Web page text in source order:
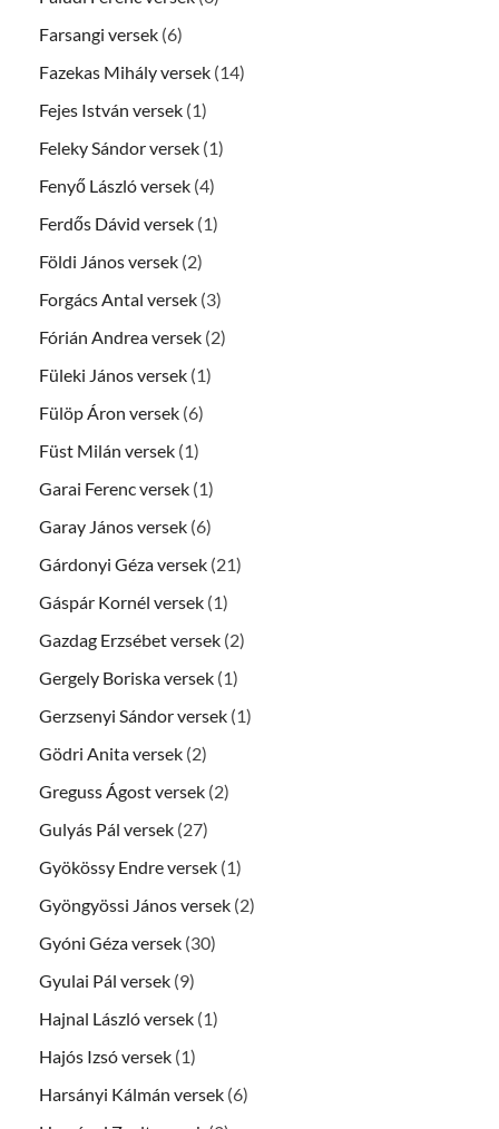
Farsangi versek (6)
Fazekas Mihály versek (14)
Fejes István versek (1)
Feleky Sándor versek (1)
Fenyő László versek (4)
Ferdős Dávid versek (1)
Földi János versek (2)
Forgács Antal versek (3)
Fórián Andrea versek (2)
Füleki János versek (1)
Fülöp Áron versek (6)
Füst Milán versek (1)
Garai Ferenc versek (1)
Garay János versek (6)
Gárdonyi Géza versek (21)
Gáspár Kornél versek (1)
Gazdag Erzsébet versek (2)
Gergely Boriska versek (1)
Gerzsenyi Sándor versek (1)
Gödri Anita versek (2)
Greguss Ágost versek (2)
Gulyás Pál versek (27)
Gyökössy Endre versek (1)
Gyöngyössi János versek (2)
Gyóni Géza versek (30)
Gyulai Pál versek (9)
Hajnal László versek (1)
Hajós Izsó versek (1)
Harsányi Kálmán versek (6)